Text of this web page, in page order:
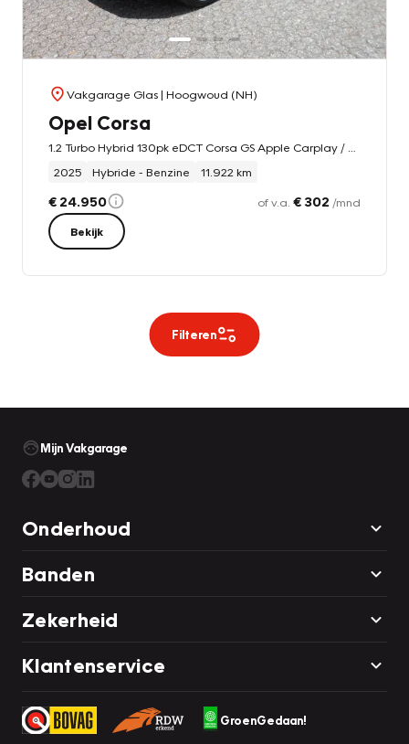
Vakgarage Glas| Hoogwoud (NH)
Opel Corsa
2025
Hybride - Benzine 11.922 km
€ 24.950 of v.a. € 302 /mnd
Bekijk
Filteren
Mijn Vakgarage
Onderhoud
Banden
Zekerheid
Klantenservice
GroenGedaan!